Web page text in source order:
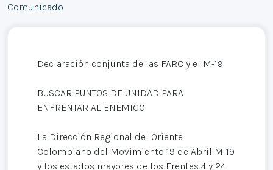
Comunicado
Declaración conjunta de las FARC y el M-19
BUSCAR PUNTOS DE UNIDAD PARA
ENFRENTAR AL ENEMIGO
La Dirección Regional del Oriente
Colombiano del Movimiento 19 de Abril M-19
y los estados mayores de los Frentes 4 y 24